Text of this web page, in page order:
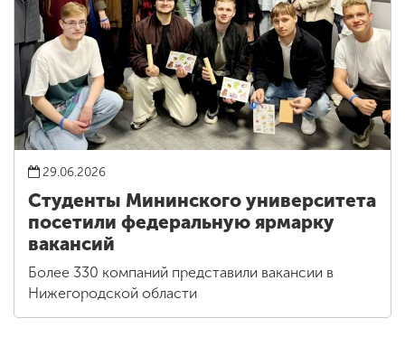
29.06.2026
Студенты Мининского университета
посетили федеральную ярмарку
вакансий
Более 330 компаний представили вакансии в
Нижегородской области